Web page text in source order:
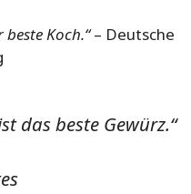
Koch.“– Deutsche
das beste Gewürz.“